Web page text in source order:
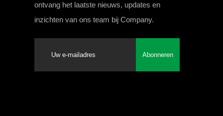
ontvang het laatste nieuws, updates en
inzichten van ons team bij Company.
Abonneren